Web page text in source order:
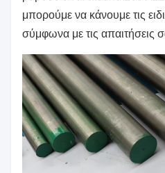
μπορούμε να κάνουμε τις
σύμφωνα με τις απαιτήσεις